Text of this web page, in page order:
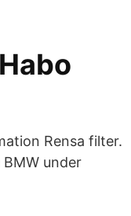
Rensa filter.
under